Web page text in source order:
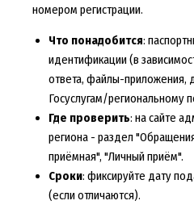
номером регистрации.
Что понадобится:
идентификации (в
ответа, файлы-приложения,
Госуслугам/региональному
Где проверить: на сайте
региона - раздел
приёмная", "Личный приём".
Сроки: фиксируйте дату
(если отличаются).